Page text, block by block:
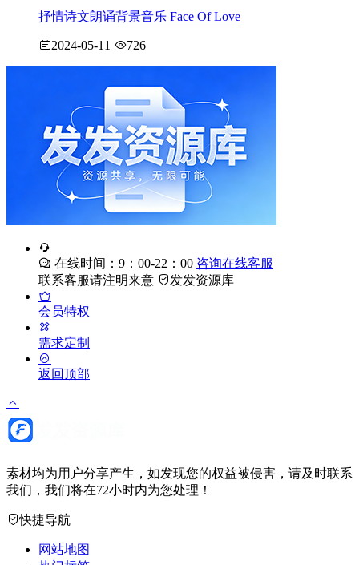
抒情诗文朗诵背景音乐 Face Of Love
2024-05-11 726
在线时间：9：00-22：00 咨询在线客服
联系客服请注明来意
发发资源库
会员特权
需求定制
返回顶部
素材均为用户分享产生，如发现您的权益被侵害，请及时联系
我们，我们将在72小时内为您处理！
快捷导航
网站地图